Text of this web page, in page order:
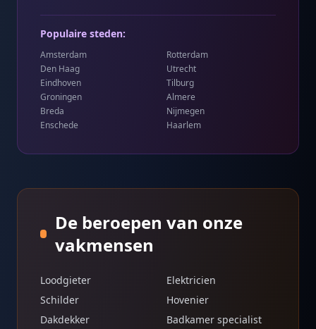
Populaire steden:
Amsterdam
Rotterdam
Den Haag
Utrecht
Eindhoven
Tilburg
Groningen
Almere
Breda
Nijmegen
Enschede
Haarlem
De beroepen van onze
vakmensen
Loodgieter
Elektricien
Schilder
Hovenier
Dakdekker
Badkamer specialist